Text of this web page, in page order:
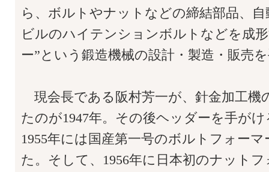
ら、ボルトやナットなどの締結部品、
ビルのハイテンションボルトなどを成
ー”という鍛造機械の設計・製造・販売
現会長である阪村芳一が、針金加工機
たのが1947年。その後ヘッダーを手が
1955年には国産第一号のボルトフォー
た。そして、1956年に日本初のナット